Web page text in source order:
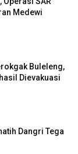
Medewi
Buleleng,
Dievakuasi
Dangri Tega